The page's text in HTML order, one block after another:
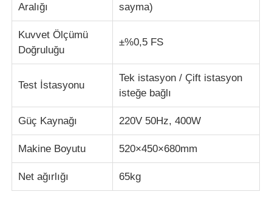
Sertlik denetleyicisi
Aralığı
sayma)
Kuvvet Ölçümü
Doğruluğu
±%0,5 FS
Test İstasyonu
Tek istasyon / Çift istasyon
isteğe bağlı
Güç Kaynağı 220V 50Hz, 400W
Makine Boyutu 520×450×680mm
Net ağırlığı 65kg